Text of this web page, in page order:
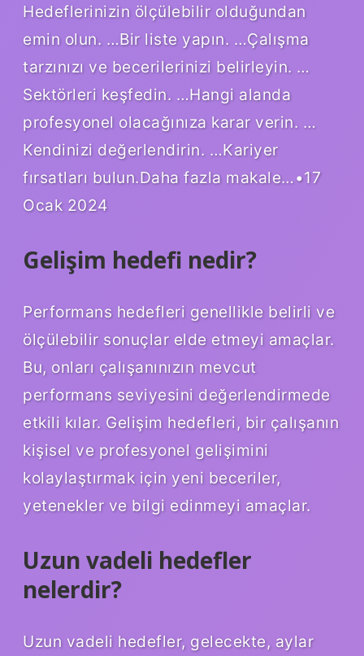
Hedeflerinizin ölçülebilir olduğundan
emin olun. …Bir liste yapın. …Çalışma
tarzınızı ve becerilerinizi belirleyin. …
Sektörleri keşfedin. …Hangi alanda
profesyonel olacağınıza karar verin. …
Kendinizi değerlendirin. …Kariyer
fırsatları bulun.Daha fazla makale…•17
Ocak 2024
Gelişim hedefi nedir?
Performans hedefleri genellikle belirli ve
ölçülebilir sonuçlar elde etmeyi amaçlar.
Bu, onları çalışanınızın mevcut
performans seviyesini değerlendirmede
etkili kılar. Gelişim hedefleri, bir çalışanın
kişisel ve profesyonel gelişimini
kolaylaştırmak için yeni beceriler,
yetenekler ve bilgi edinmeyi amaçlar.
Uzun vadeli hedefler
nelerdir?
Uzun vadeli hedefler, gelecekte, aylar